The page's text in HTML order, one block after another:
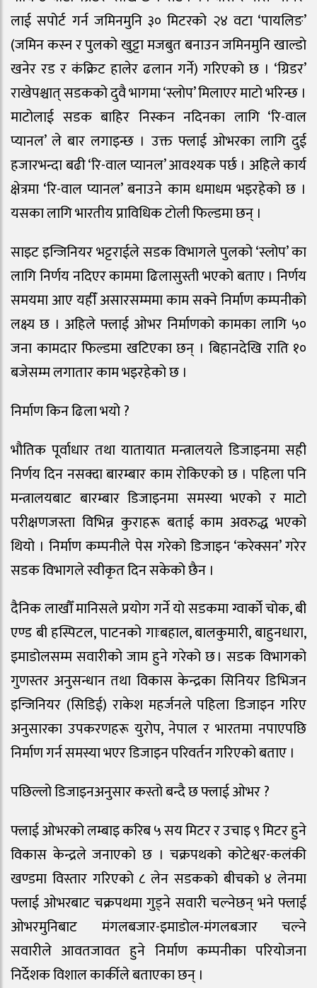
लाई सपोर्ट गर्न जमिनमुनि ३० मिटरको २४ वटा ‘पायलिङ’
(जमिन कस्न र पुलको खुट्टा मजबुत बनाउन जमिनमुनि खाल्डाे
खनेर रड र कंक्रिट हालेर ढलान गर्ने) गरिएको छ । ‘ग्रिडर’
राखेपश्चात् सडकको दुवै भागमा ‘स्लोप’ मिलाएर माटो भरिन्छ ।
माटोलाई सडक बाहिर निस्कन नदिनका लागि ‘रि-वाल
प्यानल’ ले बार लगाइन्छ । उक्त फ्लाई ओभरका लागि दुई
हजारभन्दा बढी ‘रि-वाल प्यानल’ आवश्यक पर्छ । अहिले कार्य
क्षेत्रमा ‘रि-वाल प्यानल’ बनाउने काम धमाधम भइरहेको छ ।
यसका लागि भारतीय प्राविधिक टोली फिल्डमा छन् ।
साइट इन्जिनियर भट्टराईले सडक विभागले पुलको ‘स्लोप’ का
लागि निर्णय नदिएर काममा ढिलासुस्ती भएको बताए । निर्णय
समयमा आए यहीँ असारसम्ममा काम सक्ने निर्माण कम्पनीको
लक्ष्य छ । ​अहिले फ्लाई ओभर निर्माणको कामका लागि ५०
जना कामदार फिल्डमा खटिएका छन् । बिहानदेखि राति १०
बजेसम्म लगातार काम भइरहेको छ ।
निर्माण किन ढिला भयो ?
भौतिक पूर्वाधार तथा यातायात मन्त्रालयले डिजाइनमा सही
निर्णय दिन नसक्दा बारम्बार काम रोकिएको छ । पहिला पनि
मन्त्रालयबाट बारम्बार डिजाइनमा समस्या भएको र माटो
परीक्षणजस्ता विभिन्न कुराहरू बताई काम अवरुद्ध भएको
थियो । निर्माण कम्पनीले पेस गरेको डिजाइन ‘करेक्सन’ गरेर
सडक विभागले स्वीकृत दिन सकेको छैन ।
दैनिक लाखौँ मानिसले प्रयोग गर्ने यो सडकमा ग्वार्को चोक, बी
एण्ड बी हस्पिटल, पाटनको गाःबहाल, बालकुमारी, बाहुनधारा,
इमाडोलसम्म सवारीको जाम हुने गरेको छ । सडक विभागको
गुणस्तर अनुसन्धान तथा विकास केन्द्रका सिनियर डिभिजन
इन्जिनियर (सिडिई) राकेश महर्जनले पहिला डिजाइन गरिए
अनुसारका उपकरणहरू युरोप, नेपाल र भारतमा नपाएपछि
निर्माण गर्न समस्या भएर डिजाइन परिवर्तन गरिएको बताए ।
पछिल्लो डिजाइनअनुसार कस्तो बन्दै छ फ्लाई ओभर ?
फ्लाई ओभरको लम्बाइ करिब ५ सय मिटर र उचाइ ९ मिटर हुने
विकास केन्द्रले जनाएको छ । चक्रपथको कोटेश्वर-कलंकी
खण्डमा विस्तार गरिएको ८ लेन सडकको बीचको ४ लेनमा
फ्लाई ओभरबाट चक्रपथमा गुड्ने सवारी चल्नेछन् भने फ्लाई
ओभरमुनिबाट मंगलबजार-इमाडोल-मंगलबजार चल्ने
सवारीले आवतजावत हुने निर्माण कम्पनीका परियोजना
निर्देशक विशाल कार्कीले बताएका छन् ।